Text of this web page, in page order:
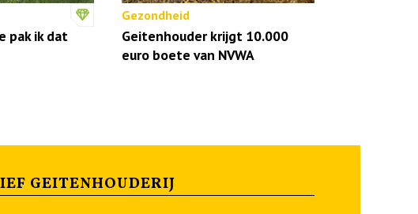
pak ik dat
Gezondheid
Geitenhouder krijgt 10.000
euro boete van NVWA
GEITENHOUDERIJ